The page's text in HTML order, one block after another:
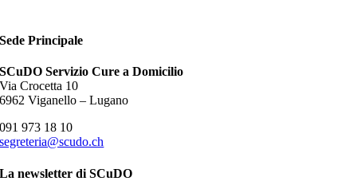
Sede Principale
SCuDO Servizio Cure a Domicilio
Via Crocetta 10
6962 Viganello – Lugano
091 973 18 10
segreteria@scudo.ch
La newsletter di SCuDO